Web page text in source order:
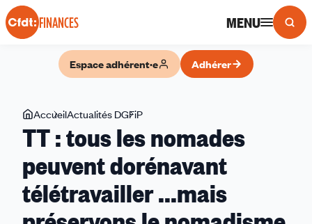
Panneau de gestion des cookies
FINANCES MENU
Espace adhérent·e Adhérer
Vous
êtes
ici
AccueilActualités DGFiP
:
tous
les
nomades
peuvent
TT : tous les nomades
peuvent dorénavant
télétravailler ...mais